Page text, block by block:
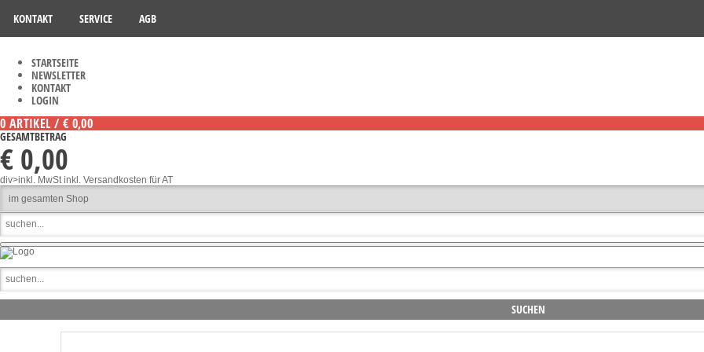
KONTAKT SERVICE AGB
STARTSEITE
NEWSLETTER
KONTAKT
LOGIN
0 ARTIKEL / € 0,00
GESAMTBETRAG
€ 0,00
div>inkl. MwStinkl. Versandkosten für AT